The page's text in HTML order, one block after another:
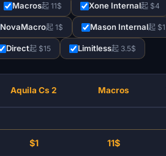
Macros起 11$ Xone Internal起 $4
NovaMacro起 1$ Mason Internal起 $1
Direct起 $15 Limitless起 3.5$
Aquila Cs 2 Macros
$1 11$